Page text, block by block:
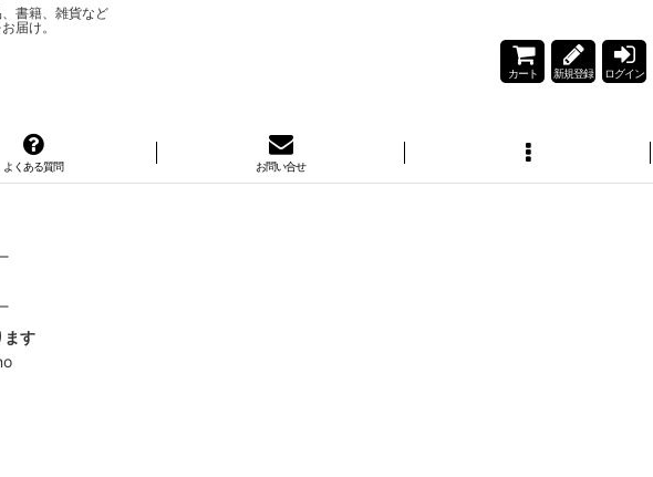
書籍、雑貨など
届け。
カート 新規登録 ログイン
よくある質問 お問い合せ
ます